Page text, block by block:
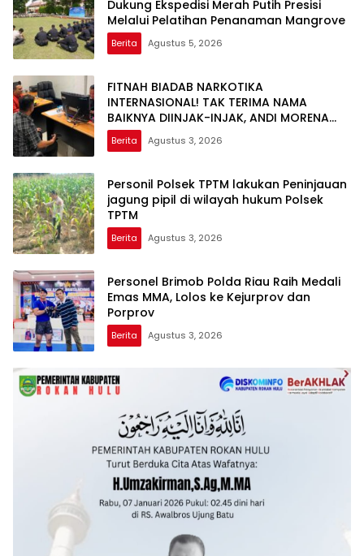
Dukung Ekspedisi Merah Putih Presisi
Melalui Pelatihan Penanaman Mangrove
Berita Agustus 5, 2026
FITNAH BIADAB NARKOTIKA
INTERNASIONAL! TAK TERIMA NAMA
BAIKNYA DIINJAK-INJAK, ANDI MORENA
DECLARE WAR: SIAP Bantai DAN SERET
AKUN PEMBUNUH KARAKTER KE PENJARA
Berita Agustus 3, 2026
Personil Polsek TPTM lakukan Peninjauan
jagung pipil di wilayah hukum Polsek
TPTM
Berita Agustus 3, 2026
Personel Brimob Polda Riau Raih Medali
Emas MMA, Lolos ke Kejurprov dan
Porprov
Berita Agustus 3, 2026